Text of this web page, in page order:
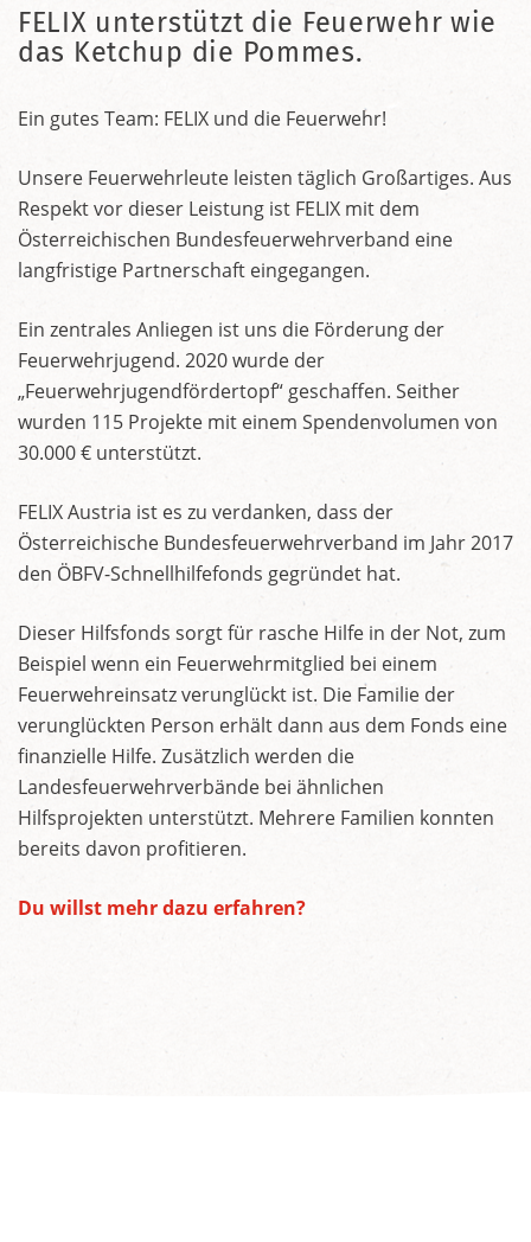
FELIX unterstützt die Feuerwehr wie
das Ketchup die Pommes.
Ein gutes Team: FELIX und die Feuerwehr!
Unsere Feuerwehrleute leisten täglich Großartiges. Aus
Respekt vor dieser Leistung ist FELIX mit dem
Österreichischen Bundesfeuerwehrverband eine
langfristige Partnerschaft eingegangen.
Ein zentrales Anliegen ist uns die Förderung der
Feuerwehrjugend. 2020 wurde der
„Feuerwehrjugendfördertopf“ geschaffen. Seither
wurden 115 Projekte mit einem Spendenvolumen von
30.000 € unterstützt.
FELIX Austria ist es zu verdanken, dass der
Österreichische Bundesfeuerwehrverband im Jahr 2017
den ÖBFV-Schnellhilfefonds gegründet hat.
Dieser Hilfsfonds sorgt für rasche Hilfe in der Not, zum
Beispiel wenn ein Feuerwehrmitglied bei einem
Feuerwehreinsatz verunglückt ist. Die Familie der
verunglückten Person erhält dann aus dem Fonds eine
finanzielle Hilfe. Zusätzlich werden die
Landesfeuerwehrverbände bei ähnlichen
Hilfsprojekten unterstützt. Mehrere Familien konnten
bereits davon profitieren.
Du willst mehr dazu erfahren?